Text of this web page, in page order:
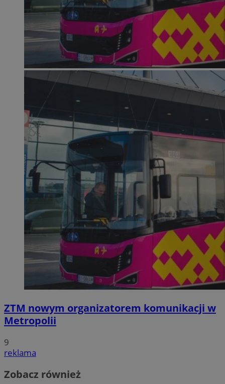
ZTM nowym organizatorem komunikacji w
Metropolii
9
reklama
Zobacz również